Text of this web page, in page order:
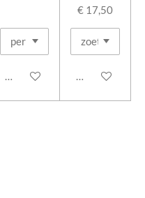
In winkelwagen
€ 17,50
In